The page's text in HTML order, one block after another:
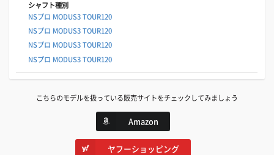
シャフト種別
NSプロ MODUS3 TOUR120
NSプロ MODUS3 TOUR120
NSプロ MODUS3 TOUR120
NSプロ MODUS3 TOUR120
こちらのモデルを扱っている販売サイトをチェックしてみましょう
Amazon
ヤフーショッピング